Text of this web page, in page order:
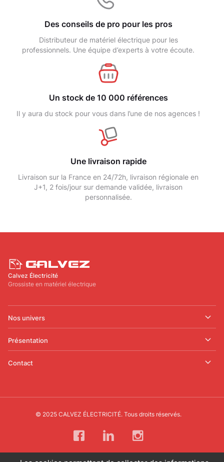
Des conseils de pro pour les pros
Distributeur de matériel électrique pour les
professionnels. Une équipe d’experts à votre écoute.
Un stock de 10 000 références
Il y aura du stock pour vous dans l’une de nos agences !
Une livraison rapide
Livraison sur la France en 24/72h, livraison régionale en
J+1, 2 fois/jour sur demande validée, livraison
personnalisée.
Calvez Électricité
Grossiste en matériel électrique
Nos univers
Présentation
Contact
© 2025 CALVEZ ÉLECTRICITÉ. Tous droits réservés.